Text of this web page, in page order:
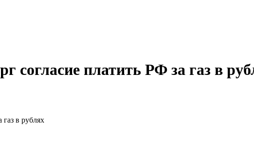
согласие платить РФ за газ в